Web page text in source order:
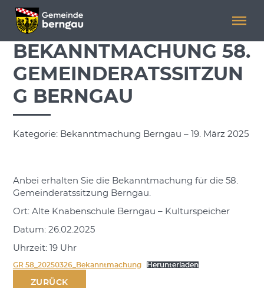
Menü überspringen
Menü überspringen
BEKANNTMACHUNG 58.
GEMEINDERATSSITZUN
G BERNGAU
Kategorie: Bekanntmachung Berngau – 19. März 2025
Anbei erhalten Sie die Bekanntmachung für die 58.
Gemeinderatssitzung Berngau.
Ort: Alte Knabenschule Berngau – Kulturspeicher
Datum: 26.02.2025
Uhrzeit: 19 Uhr
GR 58_20250326_Bekanntmachung Herunterladen
ZURÜCK